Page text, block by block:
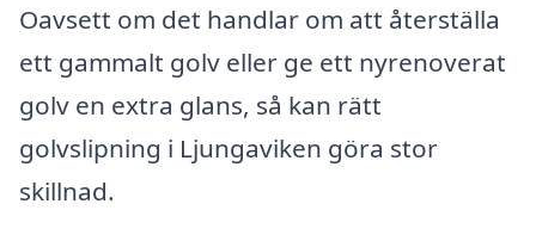
Oavsett om det handlar om att återställa
ett gammalt golv eller ge ett nyrenoverat
golv en extra glans, så kan rätt
golvslipning i Ljungaviken göra stor
skillnad.